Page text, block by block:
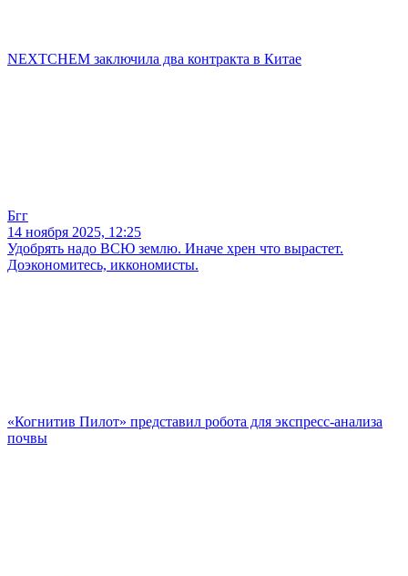
NEXTCHEM заключила два контракта в Китае
Бгг
14 ноября 2025, 12:25
Удобрять надо ВСЮ землю. Иначе хрен что вырастет.
Доэкономитесь, иккономисты.
«Когнитив Пилот» представил робота для экспресс-анализа
почвы